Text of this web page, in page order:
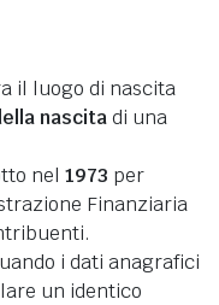
il luogo di nascita
nascitadi una
nel 1973 per
Finanziaria
i dati anagrafici
un identico